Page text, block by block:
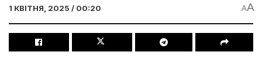
1 КВІТНЯ, 2025 / 00:20 AA